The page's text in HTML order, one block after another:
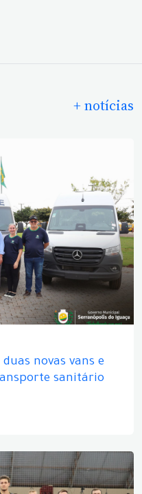
+ notícias
novas vans e
sanitário